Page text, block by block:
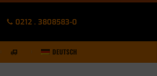
0212 . 3808583-0
DEUTSCH